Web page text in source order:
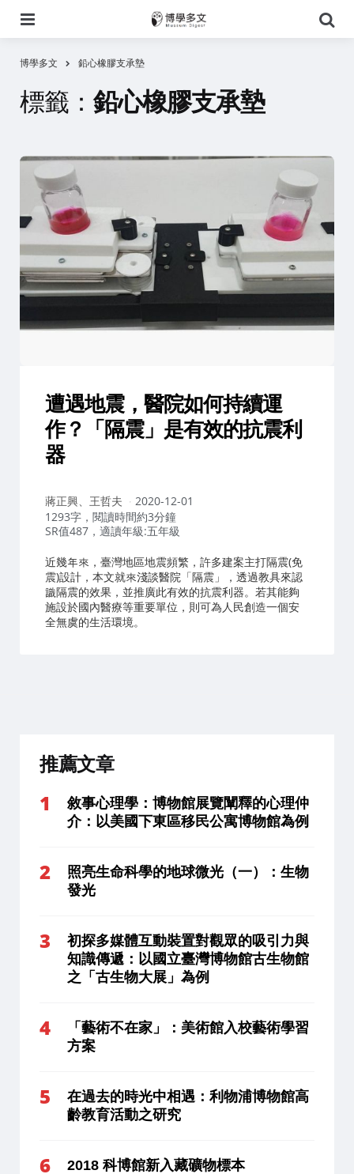
尋
博學多文 鉛心橡膠支承墊
標籤： 鉛心橡膠支承墊
遭遇地震，醫院如何持續運
作？「隔震」是有效的抗震利
器
作
者：
蔣正興、王哲夫
2020-12-01
1293字，閱讀時間約3分鐘
SR值487，適讀年級:五年級
近幾年來，臺灣地區地震頻繁，許多建案主打隔震(免
震)設計，本文就來淺談醫院「隔震」，透過教具來認
識隔震的效果，並推廣此有效的抗震利器。若其能夠
施設於國內醫療等重要單位，則可為人民創造一個安
全無虞的生活環境。
推薦文章
敘事心理學：博物館展覽闡釋的心理仲
介：以美國下東區移民公寓博物館為例
照亮生命科學的地球微光（一）：生物
發光
初探多媒體互動裝置對觀眾的吸引力與
知識傳遞：以國立臺灣博物館古生物館
之「古生物大展」為例
「藝術不在家」：美術館入校藝術學習
方案
在過去的時光中相遇：利物浦博物館高
齡教育活動之研究
2018 科博館新入藏礦物標本